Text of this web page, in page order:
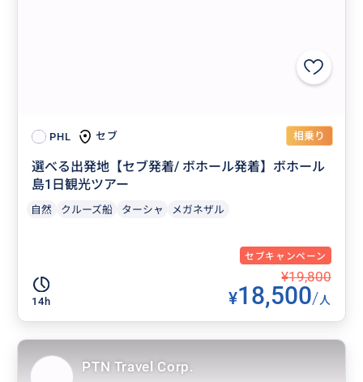
PHL セブ 相乗り
選べる出発地【セブ発着/ ボホール発着】ボホール
島1日観光ツアー
自然 クルーズ船 ターシャ メガネザル
セブキャンペーン
14h
¥19,800
¥18,500/人
PTN Travel Corp.